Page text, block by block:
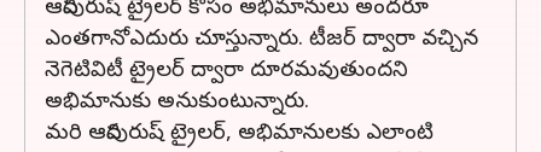
ఆదిపురుష్ ట్రైలర్ కోసం అభిమానులు అందరూ
ఎంతగానోఎదురు చూస్తున్నారు. టీజర్ ద్వారా వచ్చిన
నెగెటివిటీ ట్రైలర్ ద్వారా దూరమవుతుందని
అభిమానుకు అనుకుంటున్నారు.
మరి ఆదిపురుష్ ట్రైలర్, అభిమానులకు ఎలాంటి